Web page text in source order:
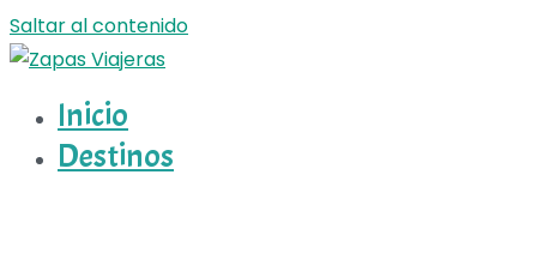
Saltar al contenido
Zapas Viajeras
Zapas Viajeras viajes y escapadas pa que te copies
Inicio
Destinos